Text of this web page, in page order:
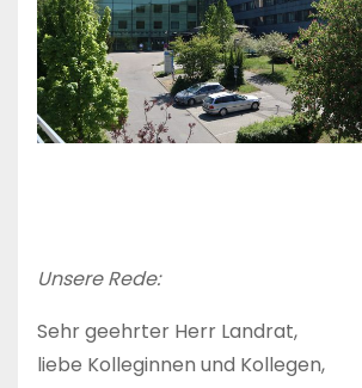
Unsere Rede:
Sehr geehrter Herr Landrat,
liebe Kolleginnen und Kollegen,